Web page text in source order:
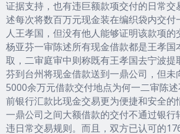
证据支持，也有违巨额款项交付的日常交
述每次将数百万元现金装在编织袋内交付
人王孝国，但没有他人能够证明该款项的
杨亚芬一审陈述所有现金借款都是王孝国
取，二审庭审中则称既有王孝国去宁波提
芬到台州将现金借款送到一鼎公司，但未
5000余万元借款交付地点为何一二审陈
前银行汇款比现金交易更为便捷和安全的
一鼎公司之间大额借款的交付不通过银行
违日常交易规则。而且，双方已认可的